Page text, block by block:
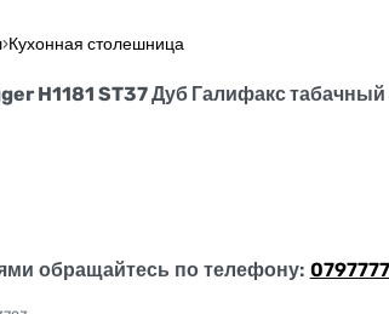
›Кухонная столешница
H1181 ST37 Дуб Галифакс
обращайтесь по телефону: